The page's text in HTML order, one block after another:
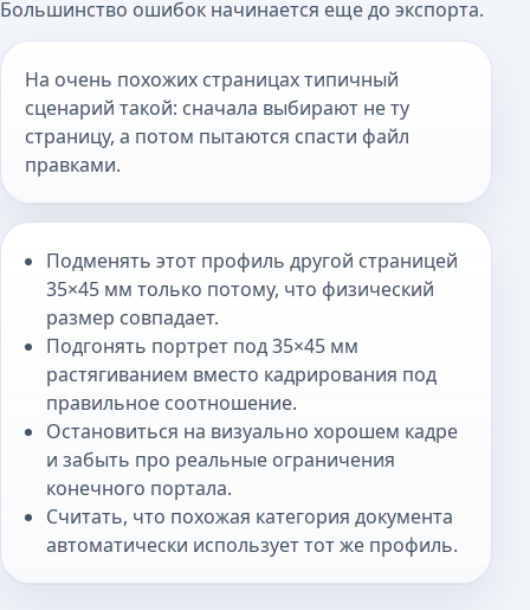
Большинство ошибок начинается еще до экспорта.
На очень похожих страницах типичный
сценарий такой: сначала выбирают не ту
страницу, а потом пытаются спасти файл
правками.
Подменять этот профиль другой страницей
35×45 мм только потому, что физический
размер совпадает.
Подгонять портрет под 35×45 мм
растягиванием вместо кадрирования под
правильное соотношение.
Остановиться на визуально хорошем кадре
и забыть про реальные ограничения
конечного портала.
Считать, что похожая категория документа
автоматически использует тот же профиль.